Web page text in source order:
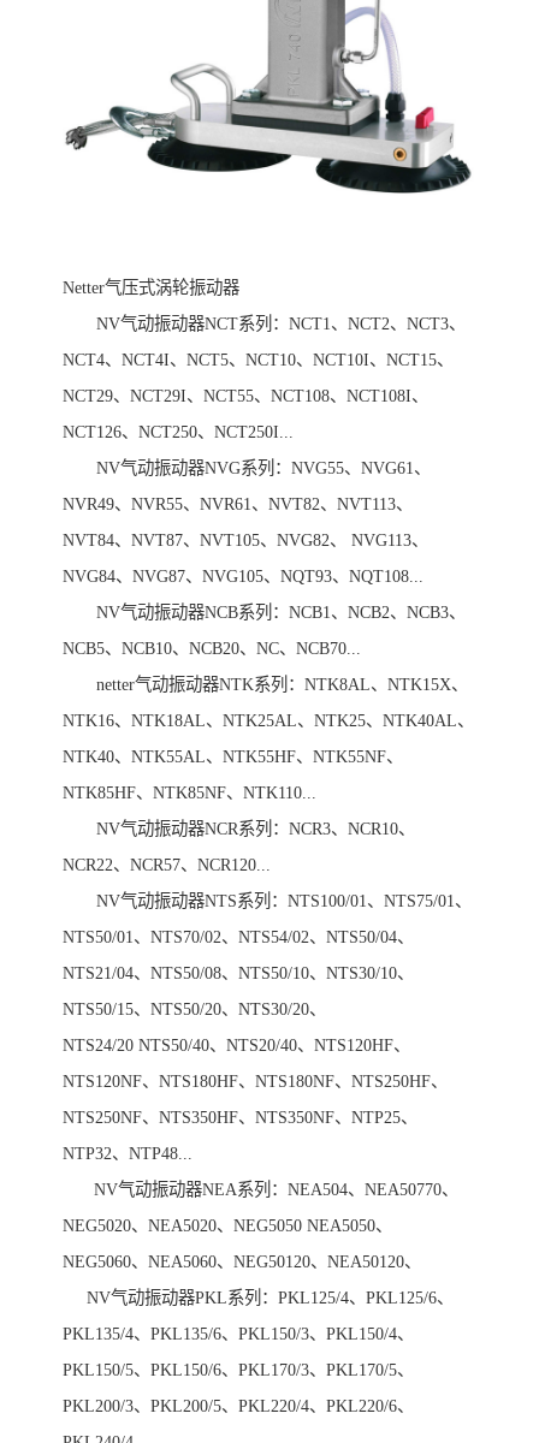
Netter气压式涡轮振动器
NV气动振动器NCT系列：NCT1、NCT2、NCT3、
NCT4、NCT4I、NCT5、NCT10、NCT10I、NCT15、
NCT29、NCT29I、NCT55、NCT108、NCT108I、
NCT126、NCT250、NCT250I...
NV气动振动器NVG系列：NVG55、NVG61、
NVR49、NVR55、NVR61、NVT82、NVT113、
NVT84、NVT87、NVT105、NVG82、 NVG113、
NVG84、NVG87、NVG105、NQT93、NQT108...
NV气动振动器NCB系列：NCB1、NCB2、NCB3、
NCB5、NCB10、NCB20、NC、NCB70...
netter气动振动器NTK系列：NTK8AL、NTK15X、
NTK16、NTK18AL、NTK25AL、NTK25、NTK40AL、
NTK40、NTK55AL、NTK55HF、NTK55NF、
NTK85HF、NTK85NF、NTK110...
NV气动振动器NCR系列：NCR3、NCR10、
NCR22、NCR57、NCR120...
NV气动振动器NTS系列：NTS100/01、NTS75/01、
NTS50/01、NTS70/02、NTS54/02、NTS50/04、
NTS21/04、NTS50/08、NTS50/10、NTS30/10、
NTS50/15、NTS50/20、NTS30/20、
NTS24/20 NTS50/40、NTS20/40、NTS120HF、
NTS120NF、NTS180HF、NTS180NF、NTS250HF、
NTS250NF、NTS350HF、NTS350NF、NTP25、
NTP32、NTP48...
NV气动振动器NEA系列：NEA504、NEA50770、
NEG5020、NEA5020、NEG5050 NEA5050、
NEG5060、NEA5060、NEG50120、NEA50120、
NV气动振动器PKL系列：PKL125/4、PKL125/6、
PKL135/4、PKL135/6、PKL150/3、PKL150/4、
PKL150/5、PKL150/6、PKL170/3、PKL170/5、
PKL200/3、PKL200/5、PKL220/4、PKL220/6、